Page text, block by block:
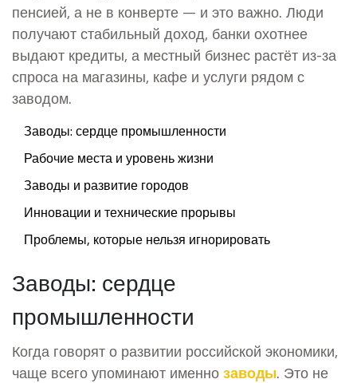
пенсией, а не в конверте — и это важно. Люди
получают стабильный доход, банки охотнее
выдают кредиты, а местный бизнес растёт из-за
спроса на магазины, кафе и услуги рядом с
заводом.
Заводы: сердце промышленности
Рабочие места и уровень жизни
Заводы и развитие городов
Инновации и технические прорывы
Проблемы, которые нельзя игнорировать
Заводы: сердце
промышленности
Когда говорят о развитии российской экономики,
чаще всего упоминают именно заводы. Это не